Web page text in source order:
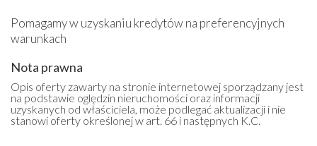
Pomagamy w uzyskaniu kredytów na preferencyjnych
warunkach
Nota prawna
Opis oferty zawarty na stronie internetowej sporządzany jest
na podstawie oględzin nieruchomości oraz informacji
uzyskanych od właściciela, może podlegać aktualizacji i nie
stanowi oferty określonej w art. 66 i następnych K.C.